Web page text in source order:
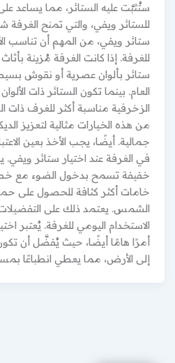
ستُثبَّت عليه الستائر، مما يساعد على
للستائر ويفي، والتي تمنح الغرفة
ستائر ويفي، من المهم أن تناسب
للغرفة. إذا كانت الغرفة مُزينة
ستائر بألوان عصرية أو نقوش
العام. بينما تكون الستائر ذات الألوان
الزخرفية مناسبة أكثر للغرف ذات
من هذه الخيارات مثالية لتعزيز
جمالية. أيضًا، يجب الأخذ بعين
في الغرفة عند اختيار ستائر ويفي.
خفيفة تسمح بدخول الضوء مع
خامات أكثر كثافة للحصول على
الشمس. يعتمد ذلك على
الاستخدام اليومي للغرفة. يُعتبر
أمرًا هامًا أيضًا، حيث يُفضَّل أن
إلى الأرض، مما يعطي انطباعًا